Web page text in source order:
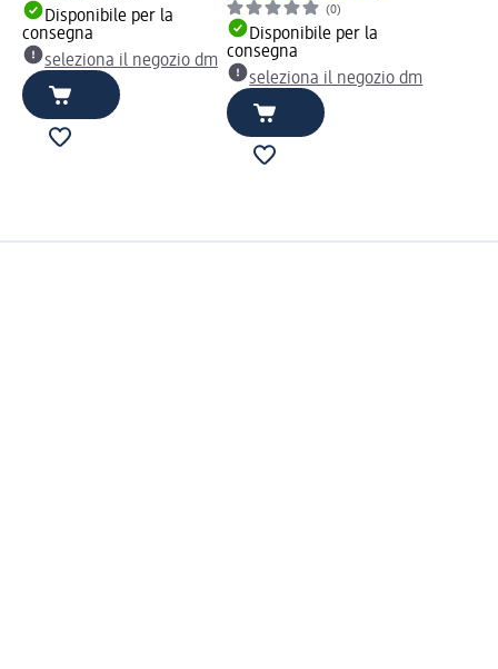
Disponibile per la
consegna
seleziona il negozio dm
(0)
Disponibile per la
consegna
seleziona il negozio dm